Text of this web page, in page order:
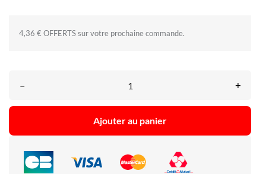
4,36 € OFFERTS sur votre prochaine commande.
– +
Ajouter au panier